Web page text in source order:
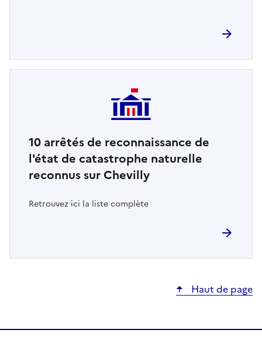
10 arrêtés de reconnaissance de
l'état de catastrophe naturelle
reconnus sur Chevilly
Retrouvez ici la liste complète
Haut de page